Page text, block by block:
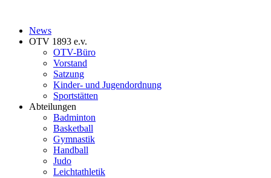
News
OTV 1893 e.v.
OTV-Büro
Vorstand
Satzung
Kinder- und Jugendordnung
Sportstätten
Abteilungen
Badminton
Basketball
Gymnastik
Handball
Judo
Leichtathletik